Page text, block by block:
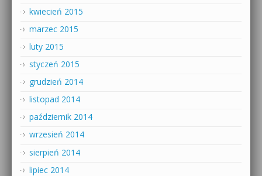
kwiecień 2015
marzec 2015
luty 2015
styczeń 2015
grudzień 2014
listopad 2014
październik 2014
wrzesień 2014
sierpień 2014
lipiec 2014